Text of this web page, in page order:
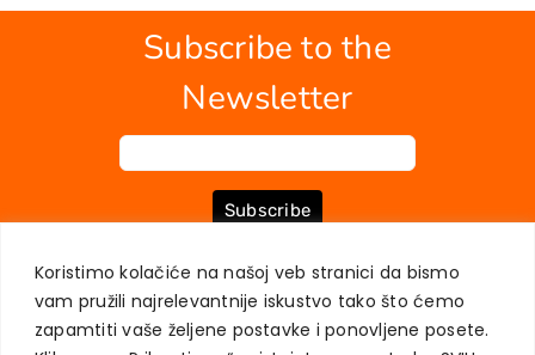
Koristimo kolačiće na našoj veb stranici da bismo
vam pružili najrelevantnije iskustvo tako što ćemo
zapamtiti vaše željene postavke i ponovljene posete.
Subscribe to the
Newsletter
Subscribe
ABOUT US BOOKS MY ACCOUNT CONTACT
TERMS OF PURCHASE
USER PRIVACY PROTECTION